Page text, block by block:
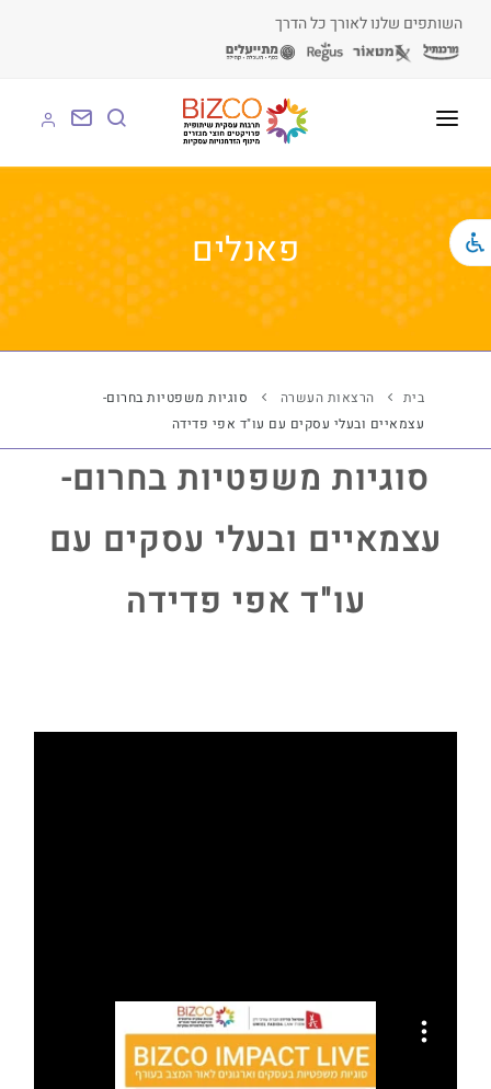
השותפים שלנו לאורך כל הדרך
על BIZCO
BIZCO לעסקים
BIZCO לרשויות
לומדים עם BIZCO
פאנלים
בית הרצאות העשרה
סוגיות משפטיות בחרום-
עצמאיים ובעלי עסקים עם עו"ד אפי פדידה
סוגיות משפטיות בחרום-
עצמאיים ובעלי עסקים עם
עו"ד אפי פדידה